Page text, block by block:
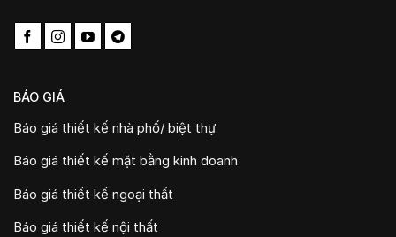
BÁO GIÁ
Báo giá thiết kế nhà phố/ biệt thự
Báo giá thiết kế mặt bằng kinh doanh
Báo giá thiết kế ngoại thất
Báo giá thiết kế nội thất